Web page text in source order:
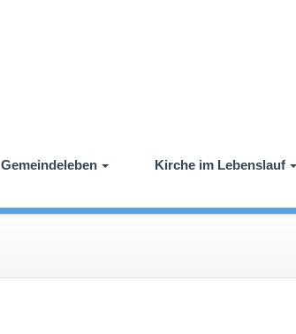
Gemeindeleben Kirche im Lebenslauf